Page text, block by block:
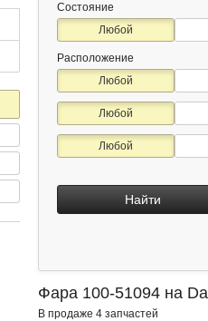
Состояние
Любой
Расположение
Любой
Любой
Любой
Найти
Фара 100-51094 на
В продаже 4 запчастей